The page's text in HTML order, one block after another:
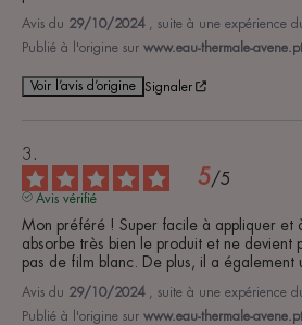
Avis du 29/10/2024 , suite à une expérience
Publié à l'origine sur www.eau-thermale-
Voir l’avis d’origine Signaler
5/5
Avis vérifié
Mon préféré ! Super facile à appliquer et
absorbe très bien le produit et ne devient
pas de film blanc. De plus, il a également
Avis du 29/10/2024 , suite à une expérience
Publié à l'origine sur www.eau-thermale-